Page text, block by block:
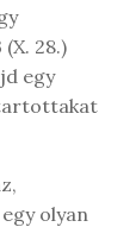
28.)
egy
olyan